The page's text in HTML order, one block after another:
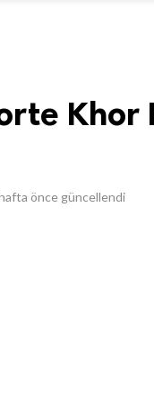
Khor
önce güncellendi